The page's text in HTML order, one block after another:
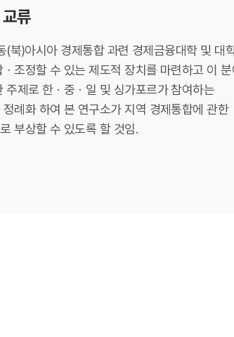
류
(북)아시아 경제통합 과련 경제금융대학 및 대
조정할 수 있는 제도적 장치를 마련하고 이
주제로 한ㆍ중ㆍ일 및 싱가포르가 참여하는
례화 하여 본 연구소가 지역 경제통합에 관한
부상할 수 있도록 할 것임.